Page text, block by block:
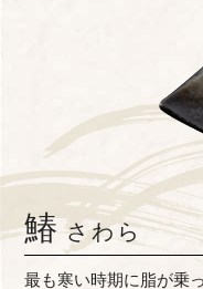
鰆 さわら
最も寒い時期に脂が乗